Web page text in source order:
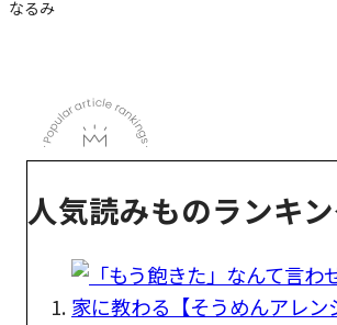
なるみ
人気読みものランキ